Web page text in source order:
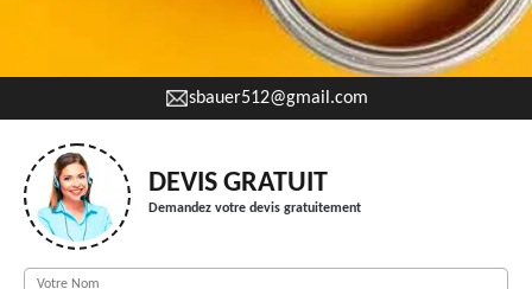
sbauer512@gmail.com
DEVIS GRATUIT
Demandez votre devis gratuitement